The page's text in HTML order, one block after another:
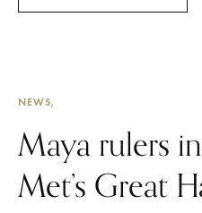
NEWS
Maya rulers
Met’s Great